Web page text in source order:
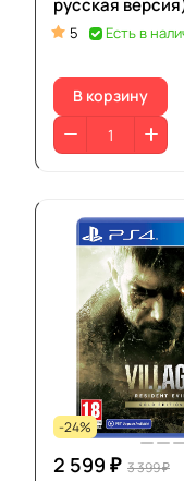
русская
5 Есть в
В корзину
-24%
2 599 ₽ 3 399 ₽